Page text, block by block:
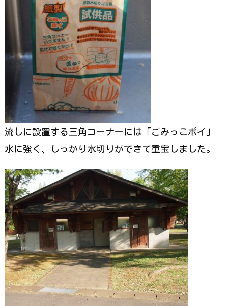
流しに設置する三角コーナーには「ごみっこポイ」
水に強く、しっかり水切りができて重宝しました。